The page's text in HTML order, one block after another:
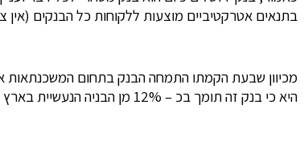
בתנאים אטרקטיביים מוצעות ללקוחות כל הבנקים (אין
מכיוון שבעת הקמתו התמחה הבנק בתחום המשכנתאות
היא כי בנק זה תומך בכ – 12% מן הבניה הנעשיית בארץ (נכון לאמצע שנת 2017). בין היתר ניתן מימון לפרויקטים בתחום ההתחדשות העירונית (פינוי בינוי, חיזוק ושיפוץ מבנים ישנים מכוח